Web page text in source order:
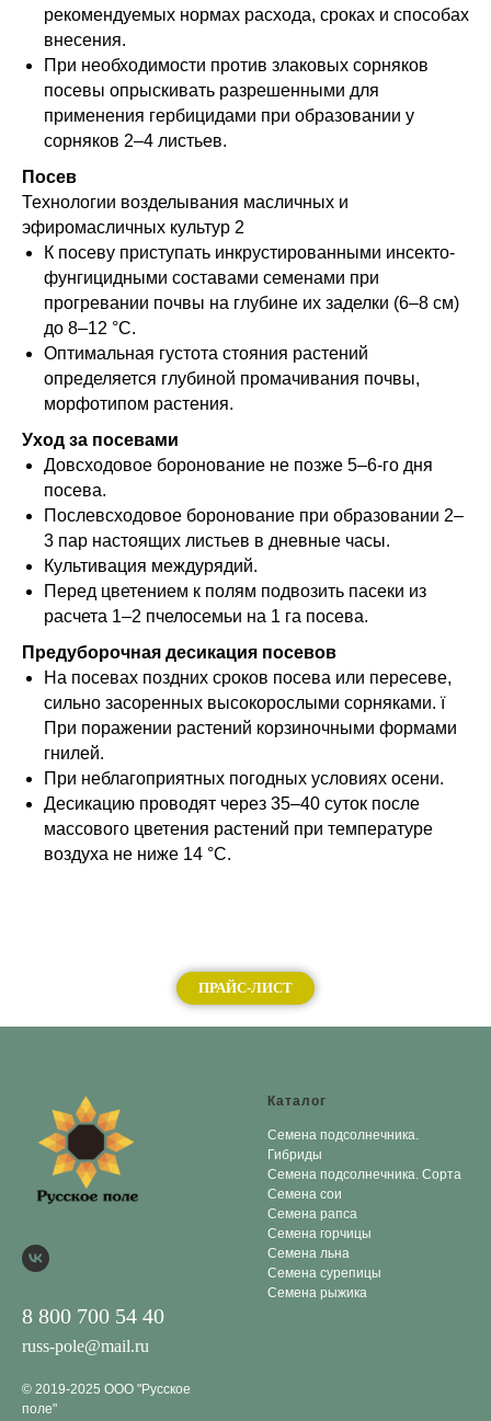
рекомендуемых нормах расхода, сроках и способах
внесения.
При необходимости против злаковых сорняков
посевы опрыскивать разрешенными для
применения гербицидами при образовании у
сорняков 2–4 листьев.
Посев
Технологии возделывания масличных и
эфиромасличных культур 2
К посеву приступать инкрустированными инсекто-
фунгицидными составами семенами при
прогревании почвы на глубине их заделки (6–8 см)
до 8–12 °С.
Оптимальная густота стояния растений
определяется глубиной промачивания почвы,
морфотипом растения.
Уход за посевами
Довсходовое боронование не позже 5–6-го дня
посева.
Послевсходовое боронование при образовании 2–
3 пар настоящих листьев в дневные часы.
Культивация междурядий.
Перед цветением к полям подвозить пасеки из
расчета 1–2 пчелосемьи на 1 га посева.
Предуборочная десикация посевов
На посевах поздних сроков посева или пересеве,
сильно засоренных высокорослыми сорняками. ï
При поражении растений корзиночными формами
гнилей.
При неблагоприятных погодных условиях осени.
Десикацию проводят через 35–40 суток после
массового цветения растений при температуре
воздуха не ниже 14 °С.
ПРАЙС-ЛИСТ
8 800 700 54 40
russ-pole@mail.ru
© 2019-2025 ООО "Русское
поле"
Каталог
Семена подсолнечника.
Гибриды
Семена подсолнечника. Сорта
Семена сои
Семена рапса
Семена горчицы
Семена льна
Семена сурепицы
Семена рыжика